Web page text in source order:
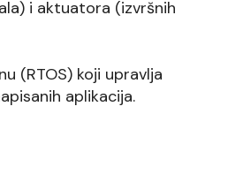
i aktuatora (izvršnih
(RTOS) koji upravlja
aplikacija.